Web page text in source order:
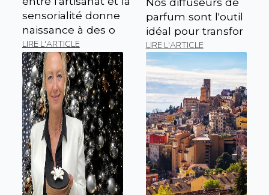
sensorialité donne
naissance à des o
LIRE L'ARTICLE
parfum sont l'outil
idéal pour transfor
LIRE L'ARTICLE